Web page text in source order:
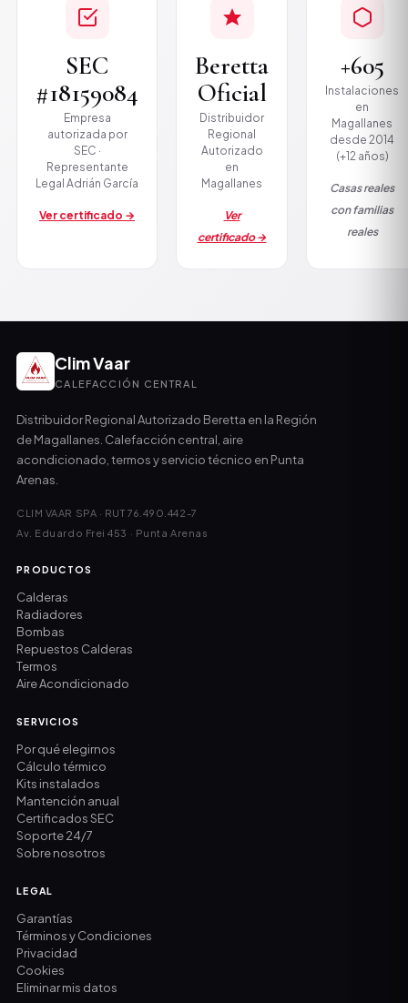
SEC
#18159084
Empresa
autorizada por
SEC ·
Representante
Legal Adrián García
Ver certificado →
Beretta
Oficial
Distribuidor
Regional
Autorizado
en
Magallanes
Ver
certificado →
+605
Instalaciones
en
Magallanes
desde 2014
(+12 años)
Casas reales
con familias
reales
Clim Vaar
CALEFACCIÓN CENTRAL
Distribuidor Regional Autorizado Beretta en la Región
de Magallanes. Calefacción central, aire
acondicionado, termos y servicio técnico en Punta
Arenas.
CLIM VAAR SPA · RUT 76.490.442-7
Av. Eduardo Frei 453 · Punta Arenas
PRODUCTOS
Calderas
Radiadores
Bombas
Repuestos Calderas
Termos
Aire Acondicionado
SERVICIOS
Por qué elegirnos
Cálculo térmico
Kits instalados
Mantención anual
Certificados SEC
Soporte 24/7
Sobre nosotros
LEGAL
Garantías
Términos y Condiciones
Privacidad
Cookies
Eliminar mis datos